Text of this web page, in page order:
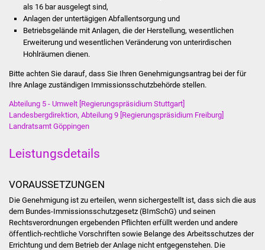
Kinder- und
Familienzentrum
Suenergie
NETZMonitor
Pflege von Angehörigen
Hitzewarnung / UV-
Index
als 16 bar ausgelegt sind,
Anlagen der untertägigen Abfallentsorgung und
Betriebsgelände mit Anlagen, die der Herstellung, wesentlichen
Erweiterung und wesentlichen Veränderung von unterirdischen
Hohlräumen dienen.
Bitte achten Sie darauf, dass Sie Ihren Genehmigungsantrag bei der für
Ihre Anlage zuständigen Immissionsschutzbehörde stellen.
Abteilung 5 - Umwelt [Regierungspräsidium Stuttgart]
Landesbergdirektion, Abteilung 9 [Regierungspräsidium Freiburg]
Landratsamt Göppingen
Leistungsdetails
VORAUSSETZUNGEN
Die Genehmigung ist zu erteilen, wenn sichergestellt ist, dass sich die aus
dem Bundes-Immissionsschutzgesetz (BImSchG) und seinen
Rechtsverordnungen ergebenden Pflichten erfüllt werden und andere
öffentlich-rechtliche Vorschriften sowie Belange des Arbeitsschutzes der
Errichtung und dem Betrieb der Anlage nicht entgegenstehen. Die